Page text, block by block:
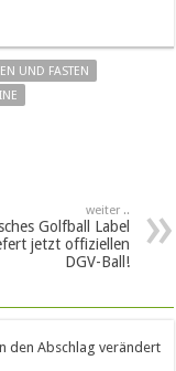
UND FASTEN
weiter ..
Golfball Label
jetzt offiziellen
DGV-Ball!
den Abschlag verändert